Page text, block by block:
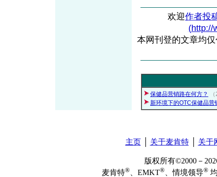
欢迎作者投
(http://
本网刊登的文章均
保健品营销路在何方？
新环境下的OTC保健品营
主页│ 关于麦肯特│ 关于
版权所有©2000－
麦肯特® 、EMKT® 、情境领导®